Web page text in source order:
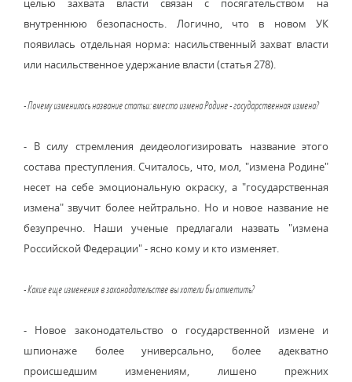
целью захвата власти связан с посягательством на
внутреннюю безопасность. Логично, что в новом УК
появилась отдельная норма: насильственный захват власти
или насильственное удержание власти (статья 278).
- Почему изменилось название статьи: вместо измена Родине - государственная измена?
- В силу стремления деидеологизировать название этого
состава преступления. Считалось, что, мол, "измена Родине"
несет на себе эмоциональную окраску, а "государственная
измена" звучит более нейтрально. Но и новое название не
безупречно. Наши ученые предлагали назвать "измена
Российской Федерации" - ясно кому и кто изменяет.
- Какие еще изменения в законодательстве вы хотели бы отметить?
- Новое законодательство о государственной измене и
шпионаже более универсально, более адекватно
происшедшим изменениям, лишено прежних